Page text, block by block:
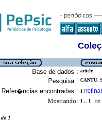
Base de dados : article
Pesquisa : CANTU,
Refer�ncias encontradas : 1 [refinar
Mostrando: 1 .. 1 no
1